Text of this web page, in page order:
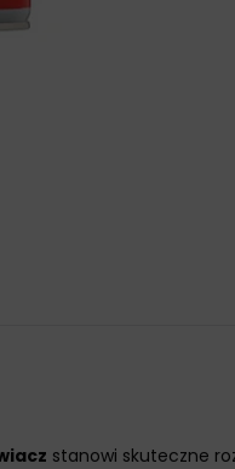
stanowi skuteczne